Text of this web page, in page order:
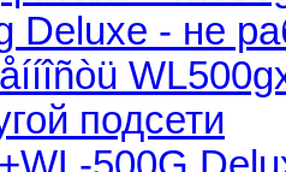
Deluxe - не
подсети